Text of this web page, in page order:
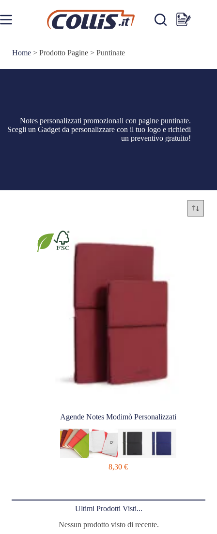
contenuto
Carrello
Home > Prodotto Pagine > Puntinate
Notes personalizzati promozionali con pagine puntinate.
Scegli un Gadget da personalizzare con il tuo logo e richiedi
un preventivo gratuito!
Agende Notes Modimò Personalizzati
8,30 €
Ultimi Prodotti Visti...
Nessun prodotto visto di recente.